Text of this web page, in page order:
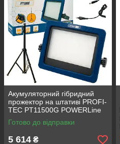
Акумуляторний гібридний
прожектор на штативі PROFI-
TEC PT11500G POWERLine
(без акумулятора та
зарядного пристрою)
Готово до відправки
5 614 ₴